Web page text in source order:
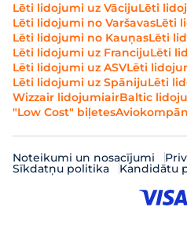
Lēti lidojumi uz VācijuLēti
Lēti lidojumi no VaršavasLēti
Lēti lidojumi no KauņasLēti
Lēti lidojumi uz FrancijuLēti
Lēti lidojumi uz ASVLēti
Lēti lidojumi uz SpānijuLēti
Wizzair lidojumiairBaltic
"Low Cost" biļetes
Noteikumi un nosacījumi
Sīkdatņu politika Kandidātu